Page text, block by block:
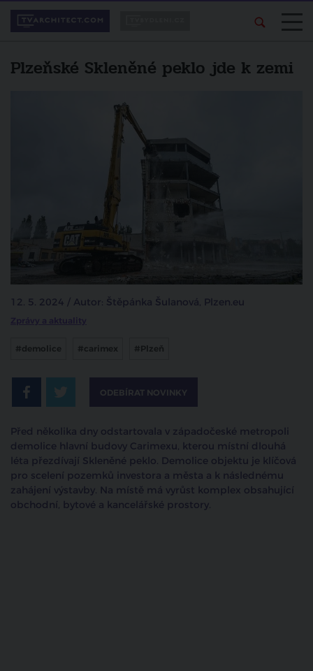
Plzeňské Skleněné peklo jde k zemi
12. 5. 2024 / Autor: Štěpánka Šulanová, Plzen.eu
Zprávy a aktuality
#demolice #carimex #Plzeň
ODEBÍRAT NOVINKY
Před několika dny odstartovala v západočeské metropoli
demolice hlavní budovy Carimexu, kterou místní dlouhá
léta přezdívají Skleněné peklo. Demolice objektu je klíčová
pro scelení pozemků investora a města a k následnému
zahájení výstavby. Na místě má vyrůst komplex obsahující
obchodní, bytové a kancelářské prostory.